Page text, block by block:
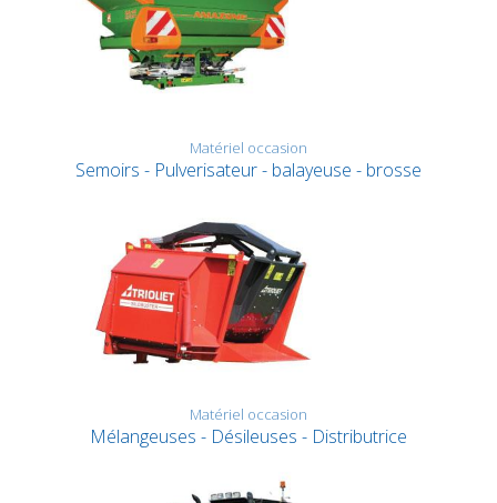
Matériel occasion
Semoirs - Pulverisateur - balayeuse - brosse
Matériel occasion
Mélangeuses - Désileuses - Distributrice